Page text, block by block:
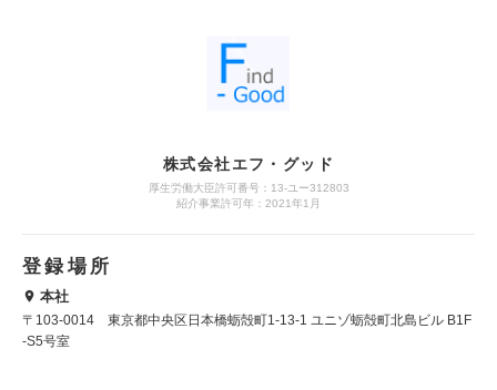
株式会社エフ・グッド
厚生労働大臣許可番号：13-ユー312803
紹介事業許可年：2021年1月
登録場所
本社
〒103-0014 東京都中央区日本橋蛎殻町1-13-1 ユニゾ蛎殻町北島ビル B1F
-S5号室